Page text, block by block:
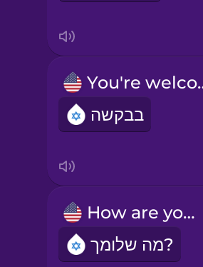
בבקשה
How are you?
מה שלומך?